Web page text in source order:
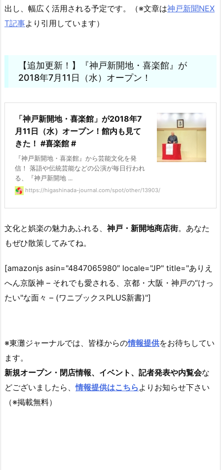
出し、幅広く活用される予定です。（※文章は神戸新聞NEX
T記事より引用しています）
【追加更新！】『神戸新開地・喜楽館』が
2018年7月11日（水）オープン！
「神戸新開地・喜楽館」が2018年7
月11日（水）オープン！館内も見て
きた！ #喜楽館 #
『神戸新開地・喜楽館』から芸能文化を発
信！ 落語や伝統芸能などの公演が毎日行われ
る、『神戸新開地 ...
https://higashinada-journal.com/spot/other/13903/
文化と娯楽の魅力あふれる、 神戸・新開地商店街。あなた
もぜひ散策してみてね。
[amazonjs asin="4847065980″ locale="JP" title="ありえ
へん京阪神 – それでも愛される、京都・大阪・神戸の“けっ
たい"な面々 – (ワニブックスPLUS新書)"]
※東灘ジャーナルでは、皆様からの情報提供をお待ちしてい
ます。
新規オープン・閉店情報、イベント、記者発表や内覧会な
どございましたら、情報提供はこちら よりお知らせ下さい
（※掲載無料）